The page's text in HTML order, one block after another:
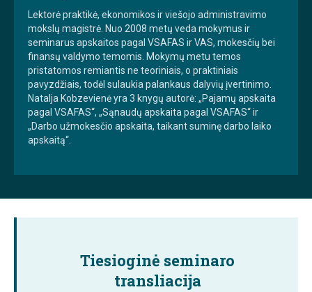
Lektorė praktikė, ekonomikos ir viešojo administravimo
mokslų magistrė. Nuo 2008 metų veda mokymus ir
seminarus apskaitos pagal VSAFAS ir VAS, mokesčių bei
finansų valdymo temomis. Mokymų metu temos
pristatomos remiantis ne teoriniais, o praktiniais
pavyzdžiais, todėl sulaukia palankaus dalyvių įvertinimo.
Natalja Kobzevienė yra 3 knygų autorė: „Pajamų apskaita
pagal VSAFAS“, „Sąnaudų apskaita pagal VSAFAS“ ir
„Darbo užmokesčio apskaita, taikant suminę darbo laiko
apskaitą“.
Tiesioginė seminaro
transliacija